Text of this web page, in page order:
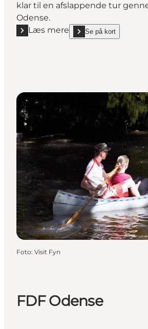
klar til en afslappende tur
Odense.
Læs mere
Læs mere "AafartensSe på kort
show Aafartens
Foto: Visit Fyn
FDF Odense